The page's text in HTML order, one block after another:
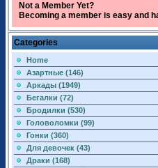
Not a Member Yet?
Becoming a member is easy and
Categories
Home
Азартные (146)
Аркады (1949)
Бегалки (72)
Бродилки (530)
Головоломки (99)
Гонки (360)
Для девочек (43)
Драки (168)